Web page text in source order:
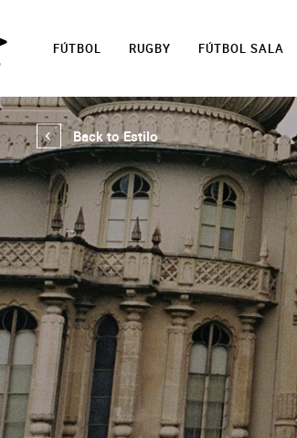
FÚTBOL RUGBY FÚTBOL SALA
Back to Estilo